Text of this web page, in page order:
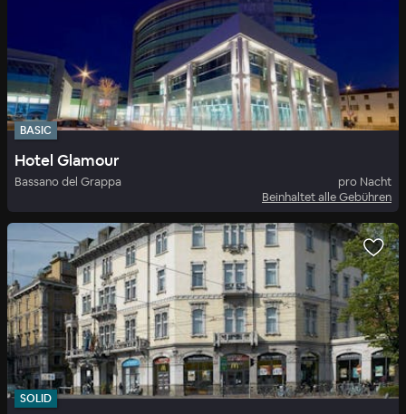
BASIC
Hotel Glamour
Bassano del Grappa
pro Nacht
Beinhaltet alle Gebühren
SOLID